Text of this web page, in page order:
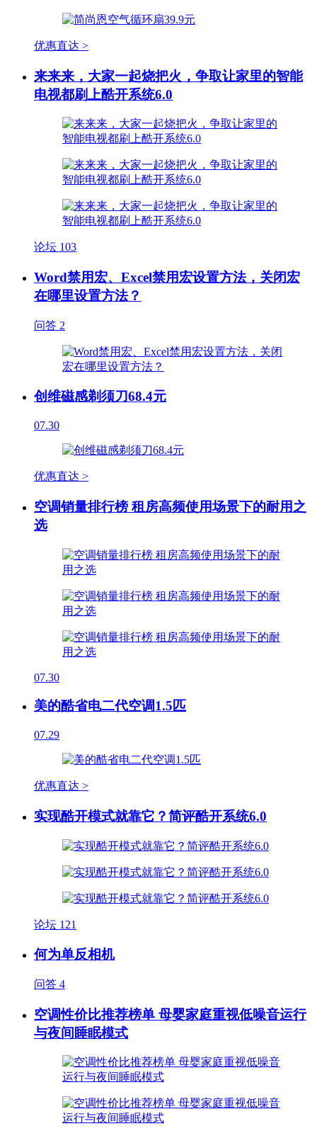
优惠直达 >
来来来，大家一起烧把火，争取让家里的智能
电视都刷上酷开系统6.0
论坛 103
Word禁用宏、Excel禁用宏设置方法，关闭宏
在哪里设置方法？
问答 2
创维磁感剃须刀68.4元
07.30
优惠直达 >
空调销量排行榜 租房高频使用场景下的耐用之
选
07.30
美的酷省电二代空调1.5匹
07.29
优惠直达 >
实现酷开模式就靠它？简评酷开系统6.0
论坛 121
何为单反相机
问答 4
空调性价比推荐榜单 母婴家庭重视低噪音运行
与夜间睡眠模式